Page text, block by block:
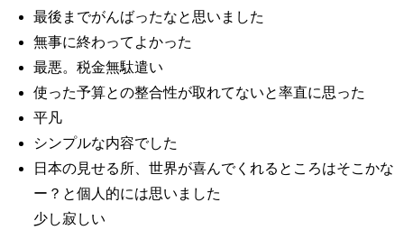
最後までがんばったなと思いました
無事に終わってよかった
最悪。税金無駄遣い
使った予算との整合性が取れてないと率直に思った
平凡
シンプルな内容でした
日本の見せる所、世界が喜んでくれるところはそこかな
ー？と個人的には思いました
少し寂しい